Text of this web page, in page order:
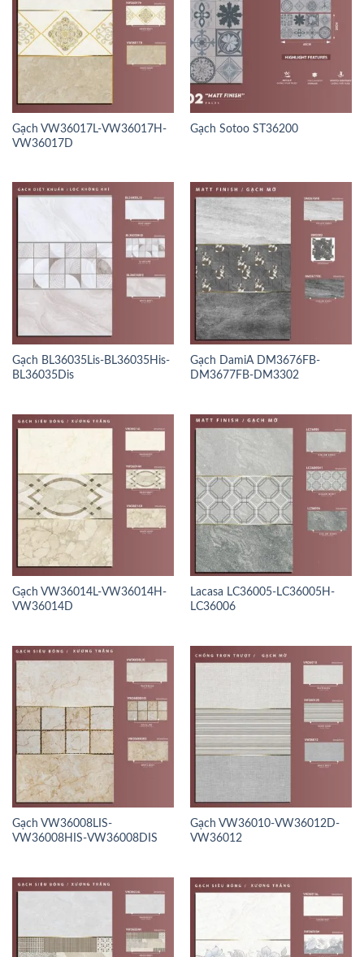
Gạch VW36017L-VW36017H-
VW36017D
Gạch Sotoo ST36200
Gạch BL36035Lis-BL36035His-
BL36035Dis
Gạch DamiA DM3676FB-
DM3677FB-DM3302
Gạch VW36014L-VW36014H-
VW36014D
Lacasa LC36005-LC36005H-
LC36006
Gạch VW36008LIS-
VW36008HIS-VW36008DIS
Gạch VW36010-VW36012D-
VW36012